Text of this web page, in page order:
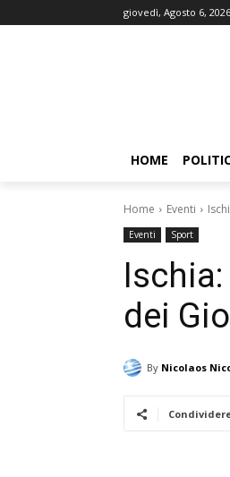
giovedì, Agosto 6, 2026
HOME
Home Eventi
Eventi Sport
dei
By Nicolaos